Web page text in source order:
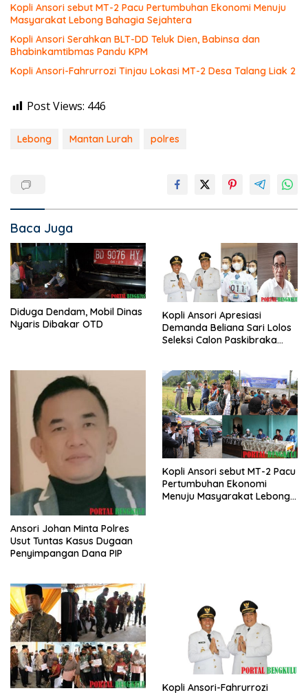
Kopli Ansori sebut MT-2 Pacu Pertumbuhan Ekonomi Menuju
Masyarakat Lebong Bahagia Sejahtera
Kopli Ansori Serahkan BLT-DD Teluk Dien, Babinsa dan
Bhabinkamtibmas Pandu KPM
Kopli Ansori-Fahrurrozi Tinjau Lokasi MT-2 Desa Talang Liak 2
Post Views: 446
Lebong Mantan Lurah polres
Baca Juga
Diduga Dendam, Mobil Dinas
Nyaris Dibakar OTD
Kopli Ansori Apresiasi
Demanda Beliana Sari Lolos
Seleksi Calon Paskibraka
Ansori Johan Minta Polres
Usut Tuntas Kasus Dugaan
Penyimpangan Dana PIP
Kopli Ansori sebut MT-2 Pacu
Pertumbuhan Ekonomi
Menuju Masyarakat Lebong
Kopli Ansori-Fahrurrozi